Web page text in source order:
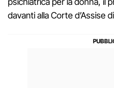
davanti alla Corte d’Assise